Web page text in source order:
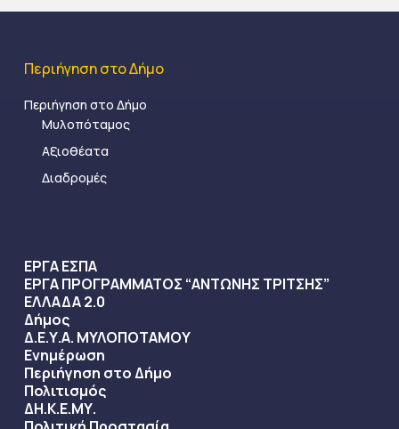
Περιήγηση στο Δήμο
Περιήγηση στο Δήμο
Μυλοπόταμος
Αξιοθέατα
Διαδρομές
ΕΡΓΑ ΕΣΠΑ
ΕΡΓΑ ΠΡΟΓΡΑΜΜΑΤΟΣ “ΑΝΤΩΝΗΣ ΤΡΙΤΣΗΣ”
ΕΛΛΑΔΑ 2.0
Δήμος
Δ.Ε.Υ.Α. ΜΥΛΟΠΟΤΑΜΟΥ
Ενημέρωση
Περιήγηση στο Δήμο
Πολιτισμός
ΔΗ.Κ.Ε.ΜΥ.